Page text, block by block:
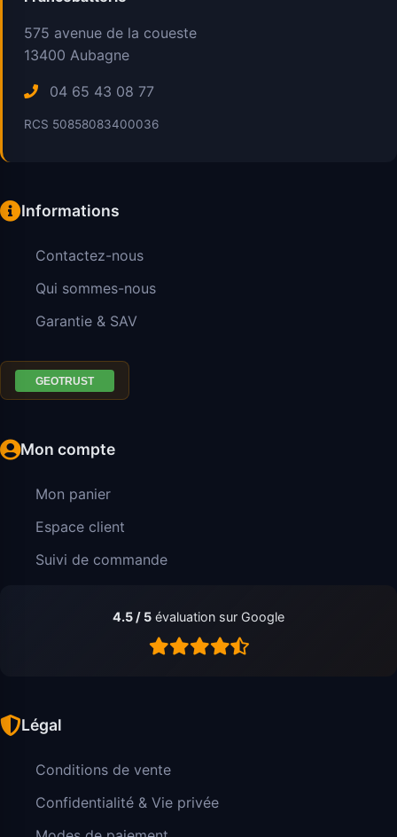
575 avenue de la coueste
13400 Aubagne
04 65 43 08 77
RCS 50858083400036
Informations
Contactez-nous
Qui sommes-nous
Garantie & SAV
Mon compte
Mon panier
Espace client
Suivi de commande
4.5 / 5 évaluation sur Google
Légal
Conditions de vente
Confidentialité & Vie privée